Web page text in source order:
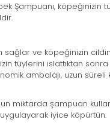
Şampuanı,
sağlar ve köpeğinizin
tüylerini ıslattıktan
ambalajı, uzun
miktarda şampuan
iyice köpürtün.